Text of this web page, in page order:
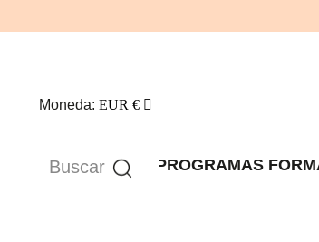
Moneda: EUR €
PROGRAMAS